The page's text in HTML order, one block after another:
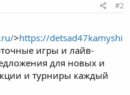
#2
>https://detsad47kamyshi
игры и лайв-
для новых и
и турниры каждый